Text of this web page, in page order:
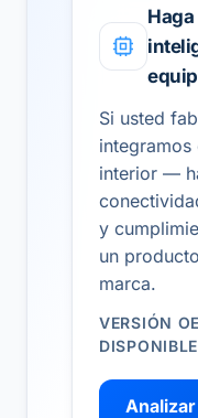
Si usted
integramos
interior —
y
un
marca.
VERSIÓN
DISPONIBLE